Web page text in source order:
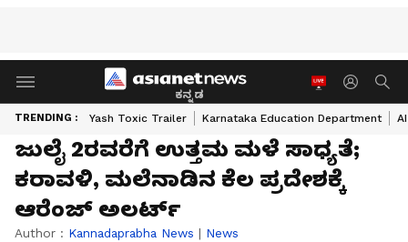
ಕನ್ನಡ
TRENDING : Yash Toxic Trailer Karnataka Education Department
ಜುಲೈ 2ರವರೆಗೆ ಉತ್ತಮ ಮಳೆ ಸಾಧ್ಯತೆ;
ಕರಾವಳಿ, ಮಲೆನಾಡಿನ ಕೆಲ ಪ್ರದೇಶಕ್ಕೆ
ಆರೆಂಜ್ ಅಲರ್ಟ್
Author : Kannadaprabha News | News